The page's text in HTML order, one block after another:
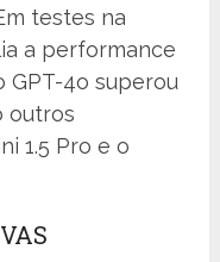
testes na
a performance
GPT-4o superou
outros
1.5 Pro e o